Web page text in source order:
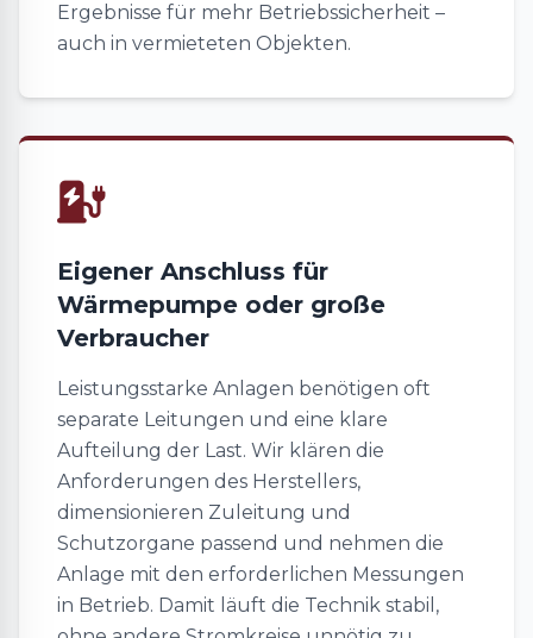
Ergebnisse für mehr Betriebssicherheit –
auch in vermieteten Objekten.
Eigener Anschluss für
Wärmepumpe oder große
Verbraucher
Leistungsstarke Anlagen benötigen oft
separate Leitungen und eine klare
Aufteilung der Last. Wir klären die
Anforderungen des Herstellers,
dimensionieren Zuleitung und
Schutzorgane passend und nehmen die
Anlage mit den erforderlichen Messungen
in Betrieb. Damit läuft die Technik stabil,